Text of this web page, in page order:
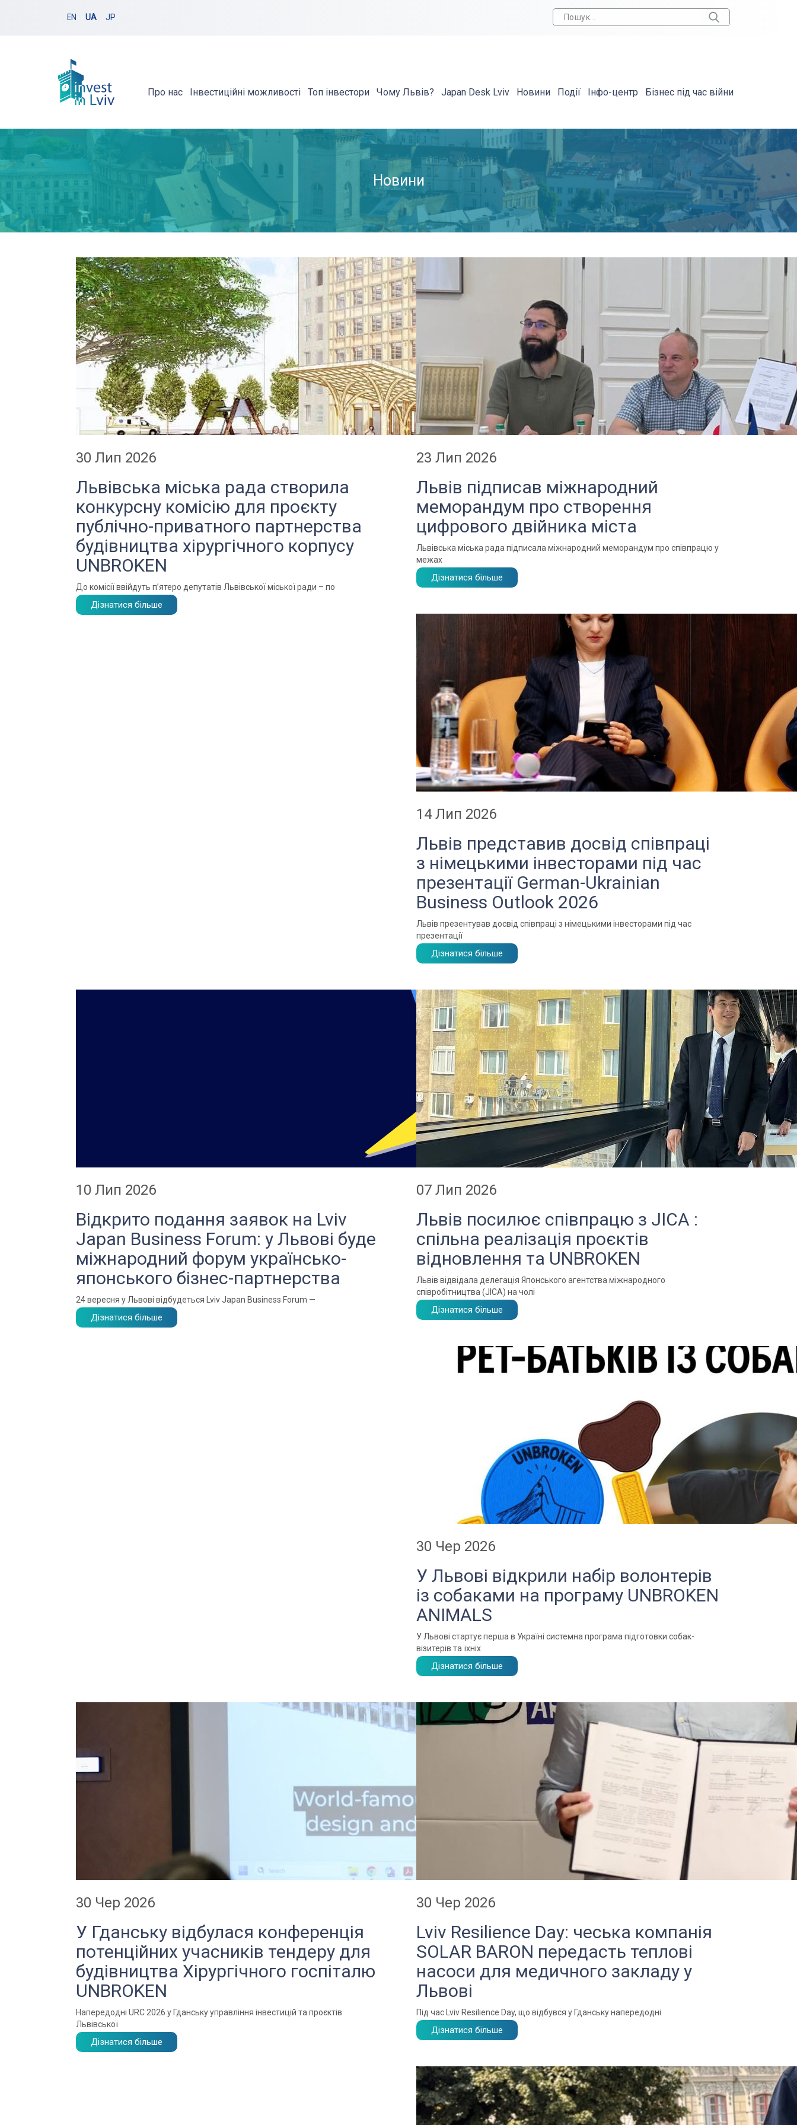
EN UA JP
Про нас Інвестиційні можливості Топ інвестори Чому Львів? Japan Desk Lviv Новини Події Інфо-центр Бізнес під час війни
Новини
30 Лип 2026
Львівська міська рада створила
конкурсну комісію для проєкту
публічно-приватного партнерства
будівництва хірургічного корпусу
UNBROKEN
До комісії ввійдуть п’ятеро депутатів Львівської міської ради – по
Дізнатися більше
23 Лип 2026
Львів підписав міжнародний
меморандум про створення
цифрового двійника міста
Львівська міська рада підписала міжнародний меморандум про співпрацю у
межах
Дізнатися більше
14 Лип 2026
Львів представив досвід співпраці
з німецькими інвесторами під час
презентації German-Ukrainian
Business Outlook 2026
Львів презентував досвід співпраці з німецькими інвесторами під час
презентації
Дізнатися більше
10 Лип 2026
Відкрито подання заявок на Lviv
Japan Business Forum: у Львові буде
міжнародний форум українсько-
японського бізнес-партнерства
24 вересня у Львові відбудеться Lviv Japan Business Forum —
Дізнатися більше
07 Лип 2026
Львів посилює співпрацю з JICA :
спільна реалізація проєктів
відновлення та UNBROKEN
Львів відвідала делегація Японського агентства міжнародного
співробітництва (JICA) на чолі
Дізнатися більше
30 Чер 2026
У Львові відкрили набір волонтерів
із собаками на програму UNBROKEN
ANIMALS
У Львові стартує перша в Україні системна програма підготовки собак-
візитерів та їхніх
Дізнатися більше
30 Чер 2026
У Гданську відбулася конференція
потенційних учасників тендеру для
будівництва Хірургічного госпіталю
UNBROKEN
Напередодні URC 2026 у Гданську управління інвестицій та проєктів
Львівської
Дізнатися більше
30 Чер 2026
Lviv Resilience Day: чеська компанія
SOLAR BARON передасть теплові
насоси для медичного закладу у
Львові
Під час Lviv Resilience Day, що відбувся у Гданську напередодні
Дізнатися більше